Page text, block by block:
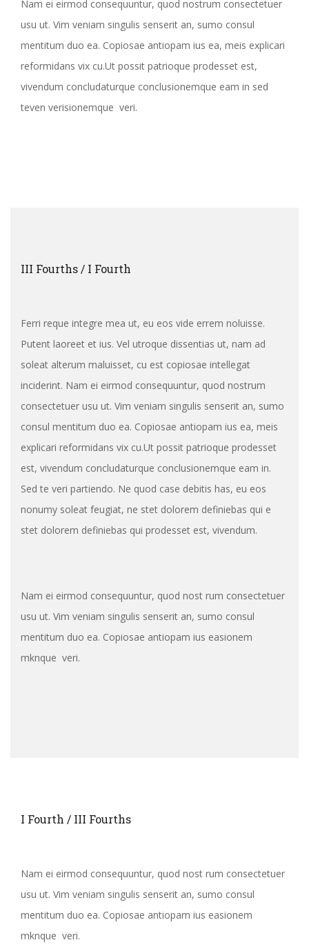
Nam ei eirmod consequuntur, quod nostrum consectetuer
usu ut. Vim veniam singulis senserit an, sumo consul
mentitum duo ea. Copiosae antiopam ius ea, meis explicari
reformidans vix cu.Ut possit patrioque prodesset est,
vivendum concludaturque conclusionemque eam in sed
teven verisionemque veri.
III Fourths / I Fourth
Ferri reque integre mea ut, eu eos vide errem noluisse.
Putent laoreet et ius. Vel utroque dissentias ut, nam ad
soleat alterum maluisset, cu est copiosae intellegat
inciderint. Nam ei eirmod consequuntur, quod nostrum
consectetuer usu ut. Vim veniam singulis senserit an, sumo
consul mentitum duo ea. Copiosae antiopam ius ea, meis
explicari reformidans vix cu.Ut possit patrioque prodesset
est, vivendum concludaturque conclusionemque eam in.
Sed te veri partiendo. Ne quod case debitis has, eu eos
nonumy soleat feugiat, ne stet dolorem definiebas qui e
stet dolorem definiebas qui prodesset est, vivendum.
Nam ei eirmod consequuntur, quod nost rum consectetuer
usu ut. Vim veniam singulis senserit an, sumo consul
mentitum duo ea. Copiosae antiopam ius easionem
mknque veri.
I Fourth / III Fourths
Nam ei eirmod consequuntur, quod nost rum consectetuer
usu ut. Vim veniam singulis senserit an, sumo consul
mentitum duo ea. Copiosae antiopam ius easionem
mknque veri.